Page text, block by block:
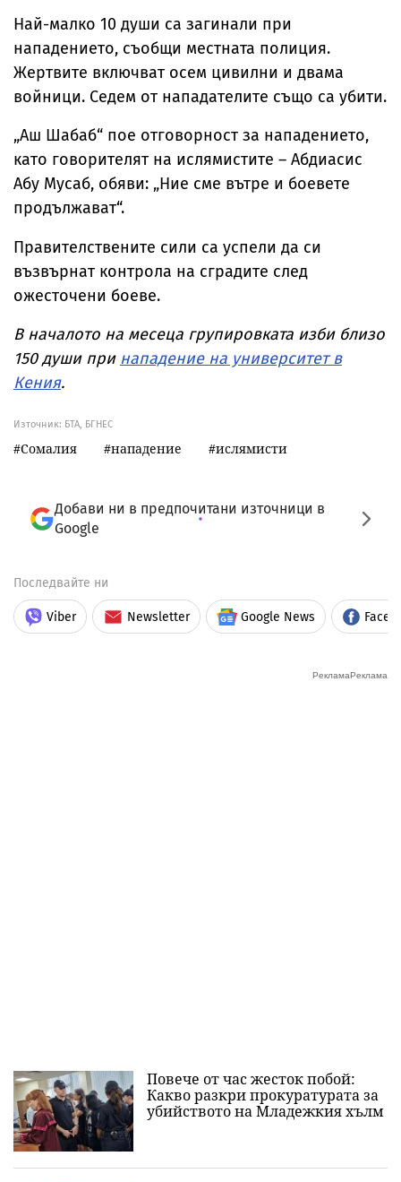
Най-малко 10 души са загинали при
нападението, съобщи местната полиция.
Жертвите включват осем цивилни и двама
войници. Седем от нападателите също са убити.
„Аш Шабаб“ пое отговорност за нападението,
като говорителят на ислямистите – Абдиасис
Абу Мусаб, обяви: „Ние сме вътре и боевете
продължават“.
Правителствените сили са успели да си
възвърнат контрола на сградите след
ожесточени боеве.
В началото на месеца групировката изби близо
150 души при нападение на университет в
Кения.
Източник: БТА, БГНЕС
Сомалия нападение ислямисти
Добави ни в предпочитани източници в
Google
Последвайте ни
Viber Newsletter Google News
Повече от час жесток побой:
Какво разкри прокуратурата за
убийството на Младежкия хълм